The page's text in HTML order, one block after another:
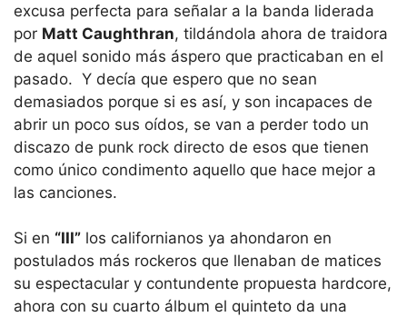
excusa perfecta para señalar a la banda liderada
por Matt Caughthran, tildándola ahora de traidora
de aquel sonido más áspero que practicaban en el
pasado. Y decía que espero que no sean
demasiados porque si es así, y son incapaces de
abrir un poco sus oídos, se van a perder todo un
discazo de punk rock directo de esos que tienen
como único condimento aquello que hace mejor a
las canciones.
Si en “III” los californianos ya ahondaron en
postulados más rockeros que llenaban de matices
su espectacular y contundente propuesta hardcore,
ahora con su cuarto álbum el quinteto da una